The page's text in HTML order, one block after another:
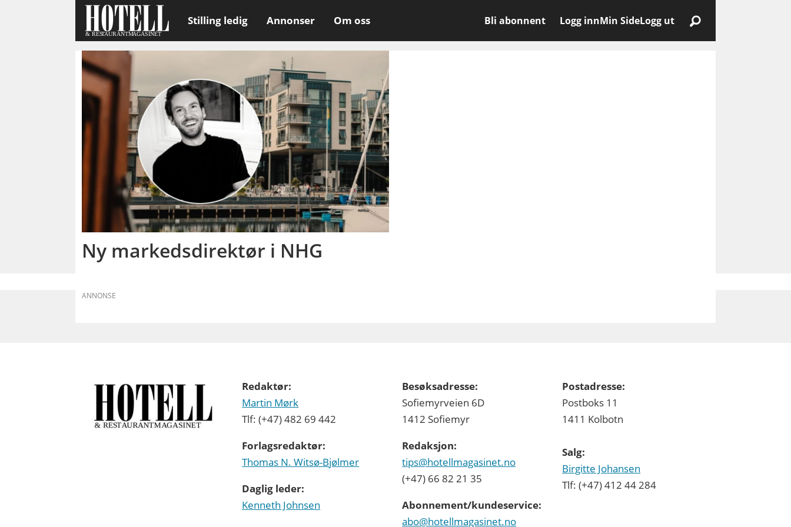
Stilling ledig Annonser Om oss Bli abonnent Logg innMin SideLogg ut
eilertsen
Ny markedsdirektør i NHG
ANNONSE
Redaktør:
Martin Mørk
Tlf: (+47) 482 69 442
Forlagsredaktør:
Thomas N. Witsø-Bjølmer
Daglig leder:
Kenneth Johnsen
Besøksadresse:
Sofiemyrveien 6D
1412 Sofiemyr
Redaksjon:
tips@hotellmagasinet.no
(+47) 66 82 21 35
Abonnement/kundeservice:
abo@hotellmagasinet.no
Postadresse:
Postboks 11
1411 Kolbotn
Salg:
Birgitte Johansen
Tlf: (+47) 412 44 284